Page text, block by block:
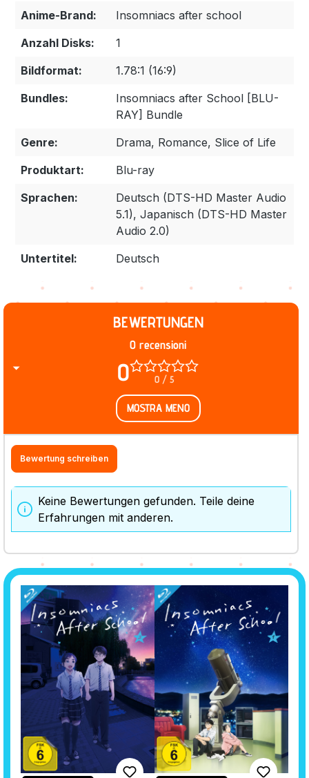
Anime-Brand:
Insomniacs after school
Anzahl Disks:
1
Bildformat:
1.78:1 (16:9)
Bundles:
Insomniacs after School [BLU-
RAY] Bundle
Genre:
Drama, Romance, Slice of Life
Produktart:
Blu-ray
Sprachen:
Deutsch (DTS-HD Master Audio
5.1), Japanisch (DTS-HD Master
Audio 2.0)
Untertitel:
Deutsch
BEWERTUNGEN
0 0 / 5
0 recensioni
MOSTRA MENO
Bewertung schreiben
Keine Bewertungen gefunden. Teile deine
Erfahrungen mit anderen.